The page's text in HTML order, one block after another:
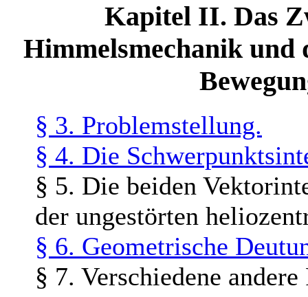
Kapitel II. Das
Himmelsmechanik und
§ 3. Problemstellung.
§ 4. Die
§ 5. Die beiden
der ungestörten
§ 6. Geometrische
§ 7. Verschiedene